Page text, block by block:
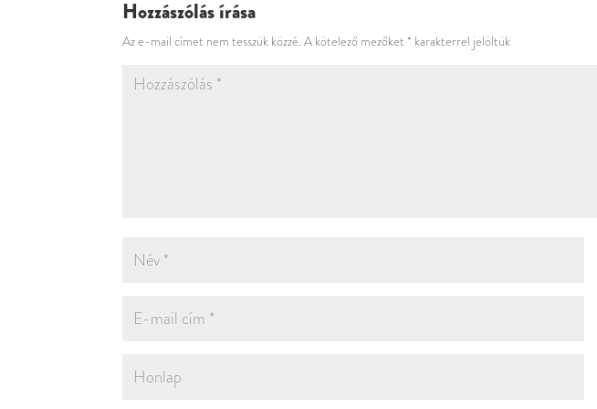
Hozzászólás írása
Az e-mail címet nem tesszük közzé. A kötelező mezőket * karakterrel jelöltük